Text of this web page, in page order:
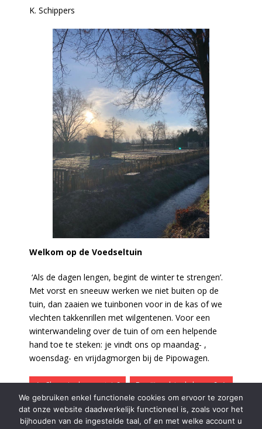
K. Schippers
Welkom op de Voedseltuin
‘Als de dagen lengen, begint de winter te strengen’.
Met vorst en sneeuw werken we niet buiten op de
tuin, dan zaaien we tuinbonen voor in de kas of we
vlechten takkenrillen met wilgentenen. Voor een
winterwandeling over de tuin of om een helpende
hand toe te steken: je vindt ons op maandag- ,
woensdag- en vrijdagmorgen bij de Pipowagen.
Chaos in de moestuin? Ben jij vaak in de bonen?
We gebruiken enkel functionele cookies om ervoor te zorgen
dat onze website daadwerkelijk functioneel is, zoals voor het
bijhouden van de ingestelde taal, of en met welke account u